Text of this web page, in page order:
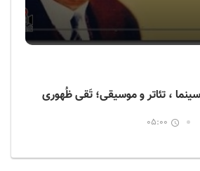
05:00